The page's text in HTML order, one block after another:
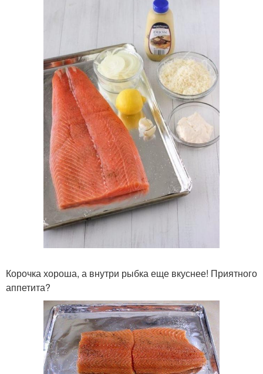
Корочка хороша, а внутри рыбка еще вкуснее! Приятного
аппетита?